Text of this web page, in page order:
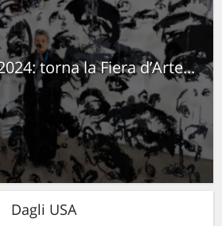
torna la Fiera d’Arte...
Dagli USA